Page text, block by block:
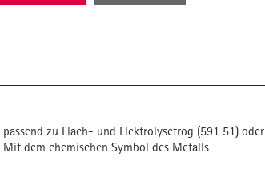
zu Flach- und Elektrolysetrog (591 51) oder
Mit dem chemischen Symbol des Metalls